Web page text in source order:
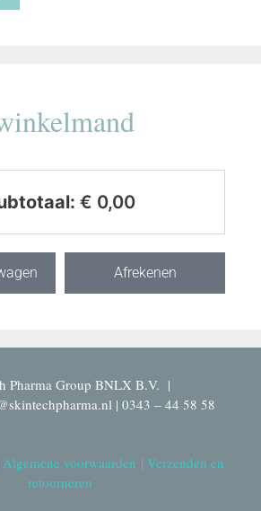
€ 0,00
Afrekenen
Pharma Group BNLX B.V. |
| 0343 – 44 58 58
Algemene voorwaarden | Verzenden en
retourneren